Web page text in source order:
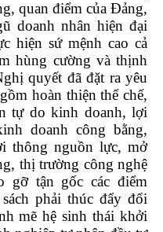
quan điểm của Đảng,
doanh nhân hiện đại
hiện sứ mệnh cao cả
hùng cường và thịnh
quyết đã đặt ra yêu
hoàn thiện thể chế,
tự do kinh doanh, lợi
doanh công bằng,
thông nguồn lực, mở
thị trường công nghệ
gỡ tận gốc các điểm
phải thúc đẩy đổi
mẽ hệ sinh thái khởi